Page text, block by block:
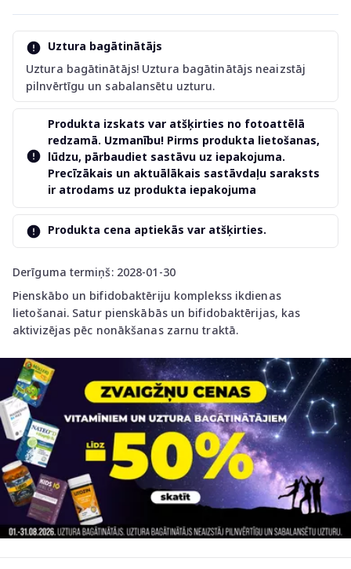
Derīguma termiņš: 2028-01-30
Pienskābo un bifidobaktēriju komplekss ikdienas
lietošanai. Satur pienskābās un bifidobaktērijas, kas
aktivizējas pēc nonākšanas zarnu traktā.
Uztura bagātinātājs
Uztura bagātinātājs! Uztura bagātinātājs neaizstāj
pilnvērtīgu un sabalansētu uzturu.
Produkta izskats var atšķirties no fotoattēlā
redzamā. Uzmanību! Pirms produkta lietošanas,
lūdzu, pārbaudiet sastāvu uz iepakojuma.
Precīzākais un aktuālākais sastāvdaļu saraksts
ir atrodams uz produkta iepakojuma
Produkta cena aptiekās var atšķirties.